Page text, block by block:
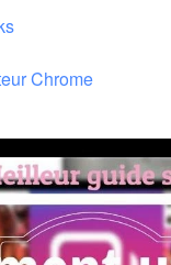
Chrome